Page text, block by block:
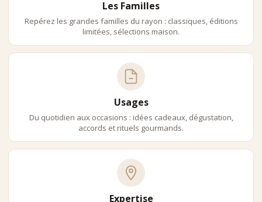
Les Familles
Repérez les grandes familles du rayon : classiques, éditions
limitées, sélections maison.
Usages
Du quotidien aux occasions : idées cadeaux, dégustation,
accords et rituels gourmands.
Expertise